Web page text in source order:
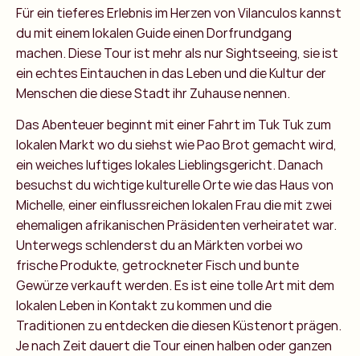
Für ein tieferes Erlebnis im Herzen von Vilanculos kannst
du mit einem lokalen Guide einen Dorfrundgang
machen. Diese Tour ist mehr als nur Sightseeing, sie ist
ein echtes Eintauchen in das Leben und die Kultur der
Menschen die diese Stadt ihr Zuhause nennen.
Das Abenteuer beginnt mit einer Fahrt im Tuk Tuk zum
lokalen Markt wo du siehst wie Pao Brot gemacht wird,
ein weiches luftiges lokales Lieblingsgericht. Danach
besuchst du wichtige kulturelle Orte wie das Haus von
Michelle, einer einflussreichen lokalen Frau die mit zwei
ehemaligen afrikanischen Präsidenten verheiratet war.
Unterwegs schlenderst du an Märkten vorbei wo
frische Produkte, getrockneter Fisch und bunte
Gewürze verkauft werden. Es ist eine tolle Art mit dem
lokalen Leben in Kontakt zu kommen und die
Traditionen zu entdecken die diesen Küstenort prägen.
Je nach Zeit dauert die Tour einen halben oder ganzen